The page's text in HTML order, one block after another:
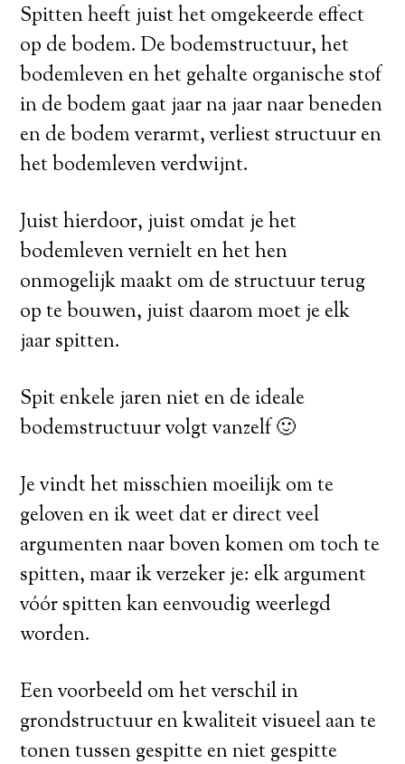
Spitten heeft juist het omgekeerde effect
op de bodem. De bodemstructuur, het
bodemleven en het gehalte organische stof
in de bodem gaat jaar na jaar naar beneden
en de bodem verarmt, verliest structuur en
het bodemleven verdwijnt.
Juist hierdoor, juist omdat je het
bodemleven vernielt en het hen
onmogelijk maakt om de structuur terug
op te bouwen, juist daarom moet je elk
jaar spitten.
Spit enkele jaren niet en de ideale
bodemstructuur volgt vanzelf 🙂
Je vindt het misschien moeilijk om te
geloven en ik weet dat er direct veel
argumenten naar boven komen om toch te
spitten, maar ik verzeker je: elk argument
vóór spitten kan eenvoudig weerlegd
worden.
Een voorbeeld om het verschil in
grondstructuur en kwaliteit visueel aan te
tonen tussen gespitte en niet gespitte